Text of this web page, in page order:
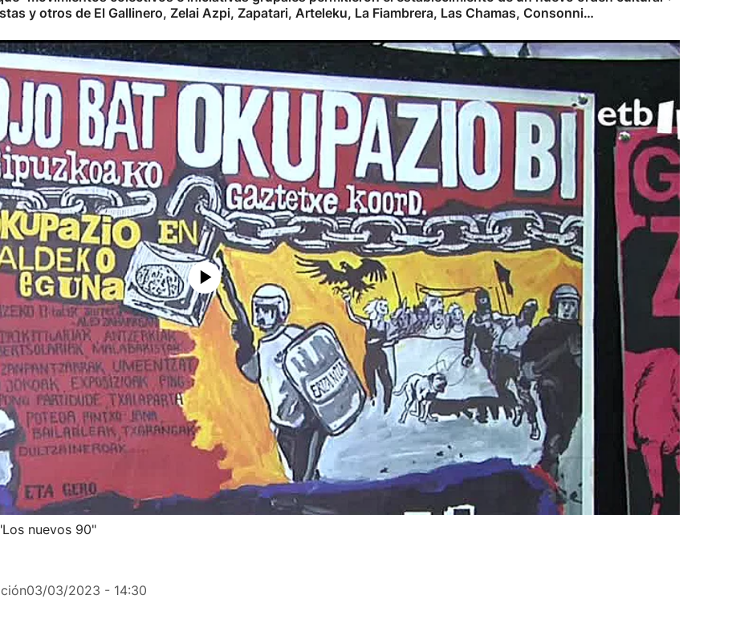
y otros de El Gallinero, Zelai Azpi, Zapatari, Arteleku, La Fiambrera, Las Chamas, Consonni…
nuevos 90"
03/03/2023 - 14:30